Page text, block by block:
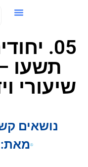
05.
שיעורי
נושאים
מאת: